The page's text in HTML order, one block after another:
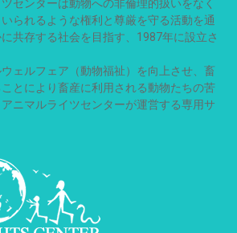
センターは動物への非倫理的扱いをなく
られるような権利と尊厳を守る活動を通
共存する社会を目指す、1987年に設立さ
ェルフェア（動物福祉）を向上させ、畜
とにより畜産に利用される動物たちの苦
ニマルライツセンターが運営する専用サ